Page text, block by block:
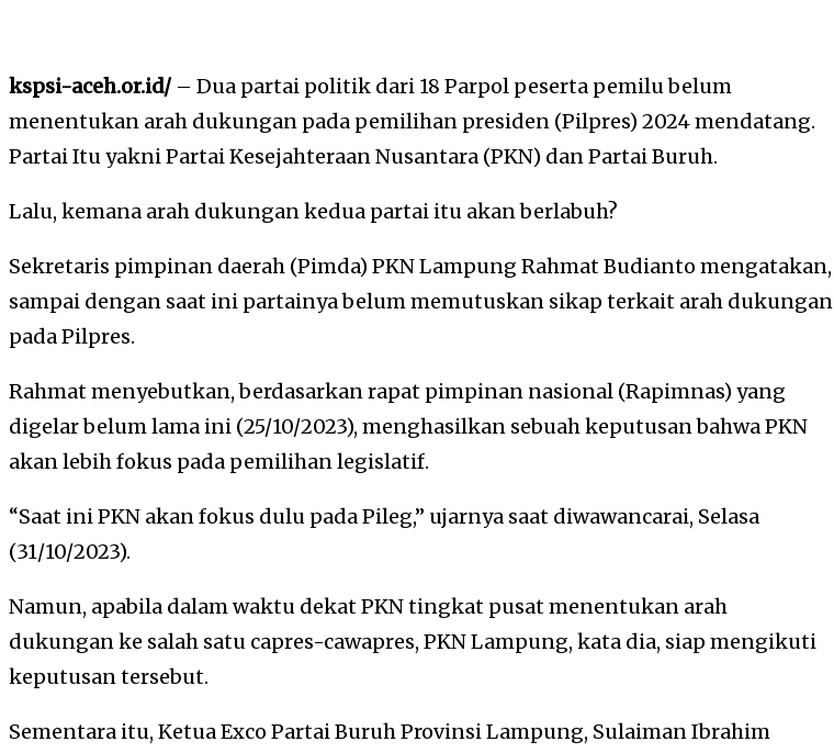
kspsi-aceh.or.id/– Dua partai politik dari 18 Parpol peserta pemilu belum
menentukan arah dukungan pada pemilihan presiden (Pilpres) 2024 mendatang.
Partai Itu yakni Partai Kesejahteraan Nusantara (PKN) dan Partai Buruh.
Lalu, kemana arah dukungan kedua partai itu akan berlabuh?
Sekretaris pimpinan daerah (Pimda) PKN Lampung Rahmat Budianto mengatakan,
sampai dengan saat ini partainya belum memutuskan sikap terkait arah dukungan
pada Pilpres.
Rahmat menyebutkan, berdasarkan rapat pimpinan nasional (Rapimnas) yang
digelar belum lama ini (25/10/2023), menghasilkan sebuah keputusan bahwa PKN
akan lebih fokus pada pemilihan legislatif.
“Saat ini PKN akan fokus dulu pada Pileg,” ujarnya saat diwawancarai, Selasa
(31/10/2023).
Namun, apabila dalam waktu dekat PKN tingkat pusat menentukan arah
dukungan ke salah satu capres-cawapres, PKN Lampung, kata dia, siap mengikuti
keputusan tersebut.
Sementara itu, Ketua Exco Partai Buruh Provinsi Lampung, Sulaiman Ibrahim